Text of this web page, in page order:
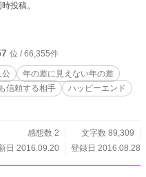
投稿。
位 / 66,355件
公
年の差に見えない年の差
信頼する相手
ハッピーエンド
感想数 2
文字数 89,309
日 2016.09.20
登録日 2016.08.28